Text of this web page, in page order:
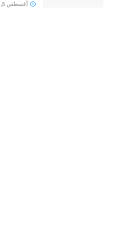
أغسطس 5, 2026